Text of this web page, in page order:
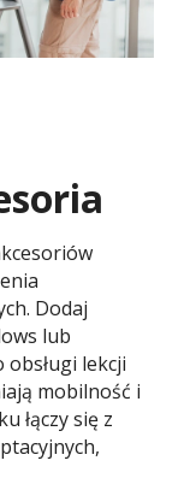
Dodaj
lub
lekcji
mobilność i
łączy się z